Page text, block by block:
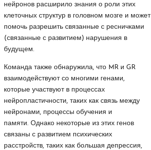
нейронов расширило знания о роли этих
клеточных структур в головном мозге и может
помочь разрешить связанные с ресничками
(связанные с развитием) нарушения в
будущем.
Команда также обнаружила, что MR и GR
взаимодействуют со многими генами,
которые участвуют в процессах
нейропластичности, таких как связь между
нейронами, процессы обучения и
памяти. Однако некоторые из этих генов
связаны с развитием психических
расстройств, таких как большая депрессия,